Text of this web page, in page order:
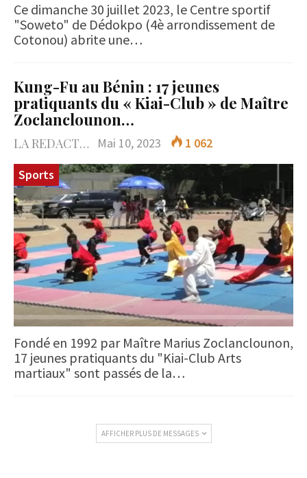
Ce dimanche 30 juillet 2023, le Centre sportif
"Soweto" de Dédokpo (4è arrondissement de
Cotonou) abrite une…
Kung-Fu au Bénin : 17 jeunes
pratiquants du « Kiai-Club » de Maître
Zoclanclounon…
LA REDACTION Mai 10, 2023
1 062
Sports
Fondé en 1992 par Maître Marius Zoclanclounon,
17 jeunes pratiquants du "Kiai-Club Arts
martiaux" sont passés de la…
AFFICHER PLUS DE MESSAGES